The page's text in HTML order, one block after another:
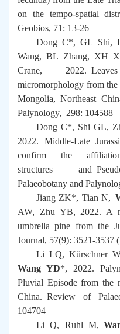
on the tempo-spatial
Geobios, 71: 13-26
Dong C*, GL Shi,
Wang, BL Zhang, XH
Crane, 2022.
micromorphology from the
Mongolia, Northeast
Palynology, 298: 104588
Dong C*, Shi GL,
2022. Middle-Late
confirm the
structures and
Palaeobotany and
Jiang ZK*, Tian N,
AW, Zhu YB, 2022. A
umbrella pine from the
Journal, 57(9): 3521-3537
Li LQ, Kürschner
Wang YD*, 2022.
Pluvial Episode from the
China. Review of
104704
Li Q, Ruhl M,